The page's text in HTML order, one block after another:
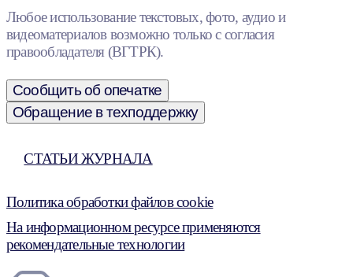
Любое использование текстовых, фото, аудио и
видеоматериалов возможно только с согласия
правообладателя (ВГТРК).
Сообщить об опечатке
Обращение в техподдержку
СТАТЬИ ЖУРНАЛА
Политика обработки файлов cookie
На информационном ресурсе применяются
рекомендательные технологии